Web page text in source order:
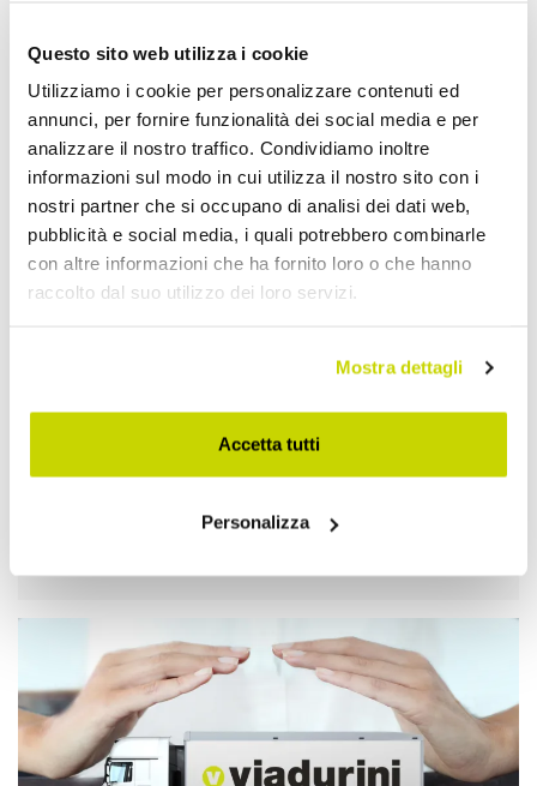
Questo sito web utilizza i cookie
Utilizziamo i cookie per personalizzare contenuti ed
annunci, per fornire funzionalità dei social media e per
analizzare il nostro traffico. Condividiamo inoltre
informazioni sul modo in cui utilizza il nostro sito con i
nostri partner che si occupano di analisi dei dati web,
pubblicità e social media, i quali potrebbero combinarle
con altre informazioni che ha fornito loro o che hanno
raccolto dal suo utilizzo dei loro servizi.
Mostra dettagli
Accetta tutti
Personalizza